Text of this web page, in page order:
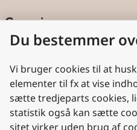
Genveje
Cookies
Aktindsigt
Persondatabeskyttelse
Nyttige links
Du bestemmer
Vi bruger cookies til at
elementer til fx at vise
sætte tredjeparts cookies,
statistik også kan sætte
sitet virker uden brug af